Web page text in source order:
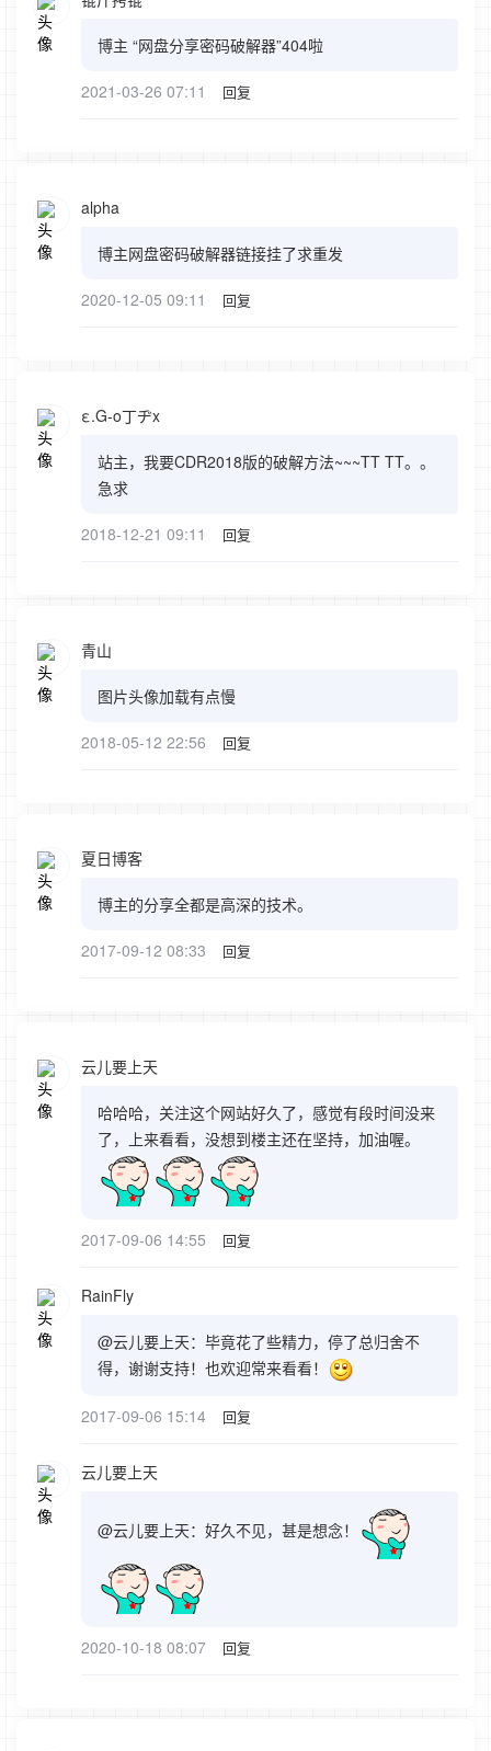
博主 “网盘分享密码破解器”404啦
2021-03-26 07:11 回复
alpha
博主网盘密码破解器链接挂了求重发
2020-12-05 09:11 回复
ε.G-o丁ヂx
站主，我要CDR2018版的破解方法~~~TT TT。。
急求
2018-12-21 09:11 回复
青山
图片头像加载有点慢
2018-05-12 22:56 回复
夏日博客
博主的分享全都是高深的技术。
2017-09-12 08:33 回复
云儿要上天
哈哈哈，关注这个网站好久了，感觉有段时间没来
了，上来看看，没想到楼主还在坚持，加油喔。
2017-09-06 14:55 回复
RainFly
@云儿要上天：毕竟花了些精力，停了总归舍不
得，谢谢支持！也欢迎常来看看！
2017-09-06 15:14 回复
云儿要上天
@云儿要上天：好久不见，甚是想念！
2020-10-18 08:07 回复